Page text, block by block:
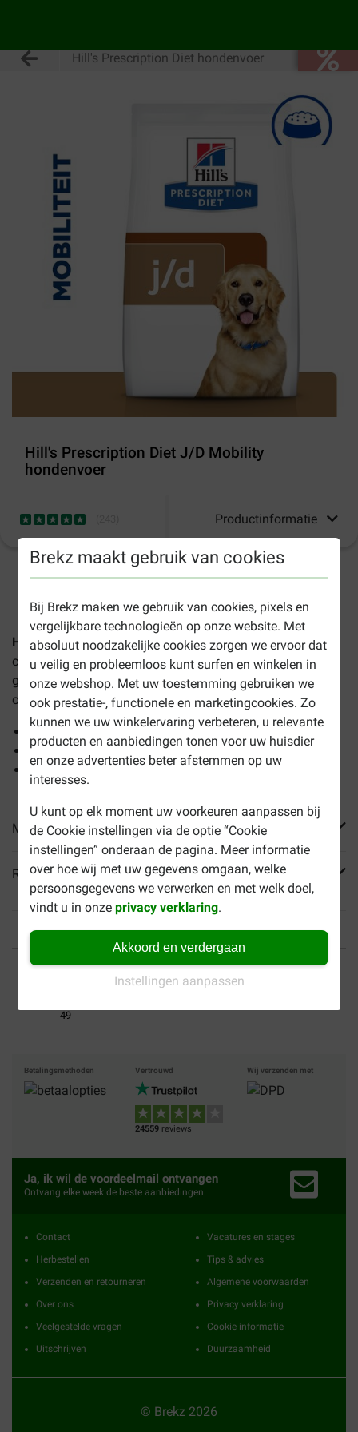
Brekz maakt gebruik van cookies
Bij Brekz maken we gebruik van cookies, pixels en
vergelijkbare technologieën op onze website. Met
absoluut noodzakelijke cookies zorgen we ervoor dat
u veilig en probleemloos kunt surfen en winkelen in
onze webshop. Met uw toestemming gebruiken we
ook prestatie-, functionele en marketingcookies. Zo
kunnen we uw winkelervaring verbeteren, u relevante
producten en aanbiedingen tonen voor uw huisdier
en onze advertenties beter afstemmen op uw
interesses.
U kunt op elk moment uw voorkeuren aanpassen bij
de Cookie instellingen via de optie “Cookie
instellingen” onderaan de pagina. Meer informatie
over hoe wij met uw gegevens omgaan, welke
persoonsgegevens we verwerken en met welk doel,
vindt u in onzeprivacy verklaring.
Akkoord en verdergaan
Instellingen aanpassen
Hill's Prescription Diet hondenvoer
Hill's Prescription Diet J/D Mobility
hondenvoer
Productinformatie
1-3 werkdagen levertijd, tenzij anders aangegeven
Hill's Prescription Diet J/D Mobility hondenvoeris een
compleet dieetvoer dat bijdraagt aan het
gewrichtsmetabolisme van de volwassen hond met
osteoartritis.
Vergemakkelijkt het bewegen
Verzacht van pijnlijke gewrichten
Met glucosamine- en chondroïtinesulfaat
Meer informatie
Reviews
49
Betalingsmethoden Vertrouwd
24559 reviews
Wij verzenden met
Ja, ik wil de voordeelmail ontvangen
Ontvang elke week de beste aanbiedingen
Contact
Herbestellen
Verzenden en retourneren
Over ons
Veelgestelde vragen
Uitschrijven
Vacatures en stages
Tips & advies
Algemene voorwaarden
Privacy verklaring
Cookie informatie
Duurzaamheid
© Brekz 2026